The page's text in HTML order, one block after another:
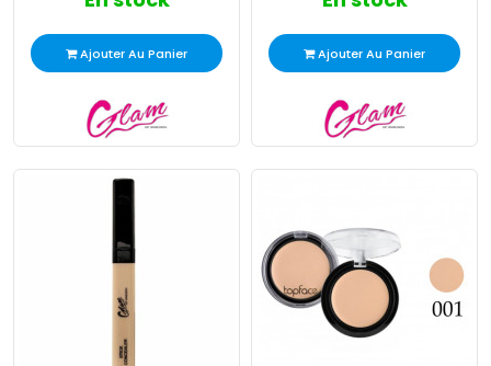
Ajouter Au Panier Ajouter Au Panier